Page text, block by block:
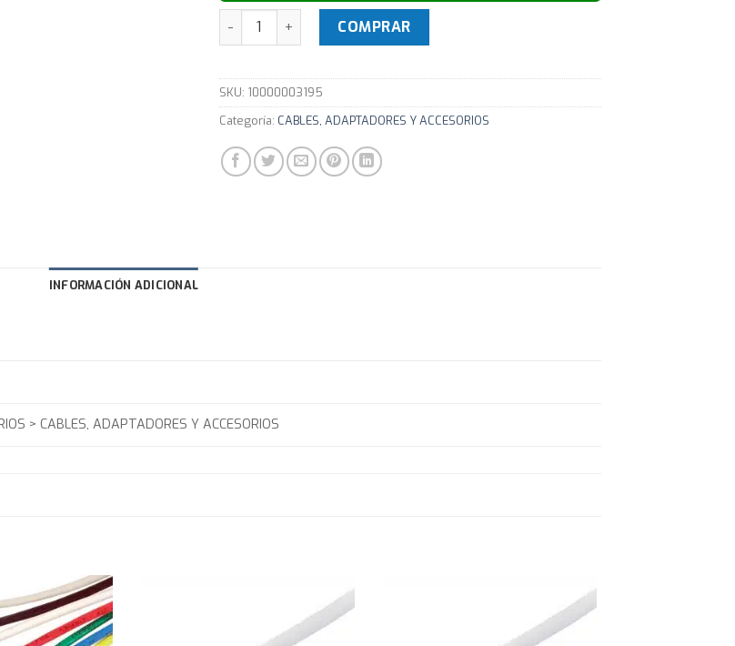
Cable coaxil ASIS, RG59 x305 metros cantidad
COMPRAR
SKU: 10000003195
Categoría: CABLES, ADAPTADORES Y ACCESORIOS
INFORMACIÓN ADICIONAL
> CABLES, ADAPTADORES Y ACCESORIOS